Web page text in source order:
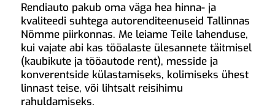
Rendiauto pakub oma väga hea hinna- ja
kvaliteedi suhtega autorenditeenuseid Tallinnas
Nõmme piirkonnas. Me leiame Teile lahenduse,
kui vajate abi kas tööalaste ülesannete täitmisel
(kaubikute ja tööautode rent), messide ja
konverentside külastamiseks, kolimiseks ühest
linnast teise, või lihtsalt reisihimu
rahuldamiseks.